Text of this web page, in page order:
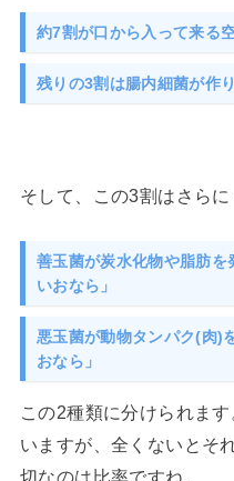
約7割が口から入って来る
残りの3割は腸内細菌が作
そして、この3割はさらに
善玉菌が炭水化物や脂肪を
いおなら」
悪玉菌が動物タンパク(肉)
おなら」
この2種類に分けられま
いますが、全くないとそ
切なのは比率ですね。